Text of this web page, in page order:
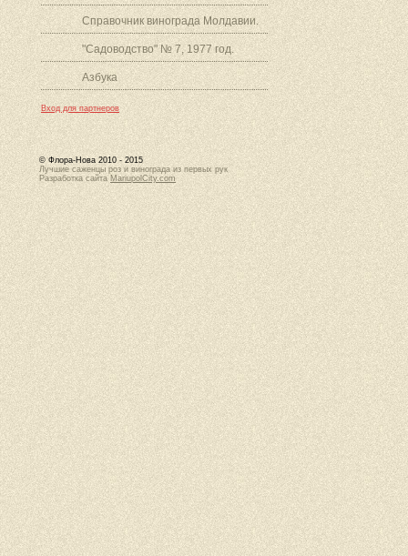
Справочник винограда Молдавии.
"Садоводство" № 7, 1977 год.
Азбука
Вход для партнеров
© Флора-Нова 2010 - 2015
Лучшие саженцы роз и винограда из первых рук
Разработка сайта MariupolCity.com